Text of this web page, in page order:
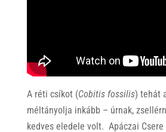
A réti csíkot (Cobitis fossilis) tehát
méltányolja inkább – úrnak,
kedves eledele volt. Apáczai Csere